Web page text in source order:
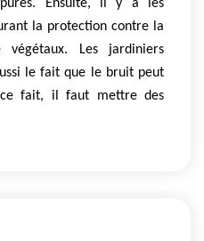
Ensuite, il y a les
la protection contre la
Les jardiniers
le fait que le bruit peut
fait, il faut mettre des